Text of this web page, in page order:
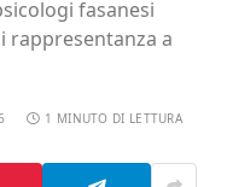
fasanesi
rappresentanza a
1 MINUTO DI LETTURA